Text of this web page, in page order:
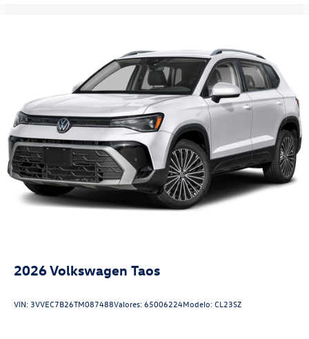
2026Volkswagen Taos
VIN: 3VVEC7B26TM087488Valores:65006224Modelo:CL23SZ